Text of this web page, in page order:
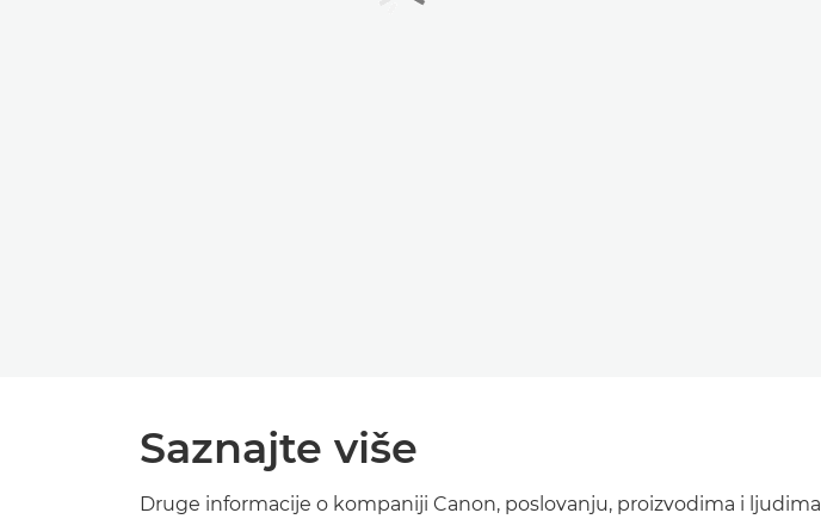
Saznajte više
Druge informacije o kompaniji Canon, poslovanju, proizvodima i ljudima